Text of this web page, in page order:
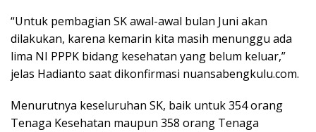
“Untuk pembagian SK awal-awal bulan Juni akan
dilakukan, karena kemarin kita masih menunggu ada
lima NI PPPK bidang kesehatan yang belum keluar,”
jelas Hadianto saat dikonfirmasi nuansabengkulu.com.
Menurutnya keseluruhan SK, baik untuk 354 orang
Tenaga Kesehatan maupun 358 orang Tenaga